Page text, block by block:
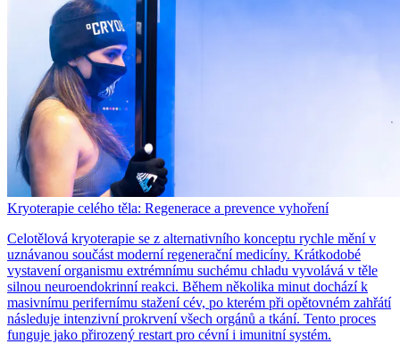
Kryoterapie celého těla: Regenerace a prevence vyhoření
Celotělová kryoterapie se z alternativního konceptu rychle mění v
uznávanou součást moderní regenerační medicíny. Krátkodobé
vystavení organismu extrémnímu suchému chladu vyvolává v těle
silnou neuroendokrinní reakci. Během několika minut dochází k
masivnímu perifernímu stažení cév, po kterém při opětovném zahřátí
následuje intenzivní prokrvení všech orgánů a tkání. Tento proces
funguje jako přirozený restart pro cévní i imunitní systém.